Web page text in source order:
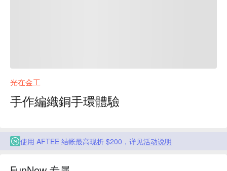
光在金工
手作編織銅手環體驗
使用 AFTEE 结帐最高现折 $200，详见活动说明